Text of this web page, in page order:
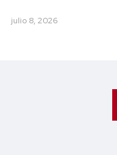
julio 8, 2026